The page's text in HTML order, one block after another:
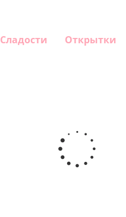
Сладости Открытки
Звезда - С
днем
рождения